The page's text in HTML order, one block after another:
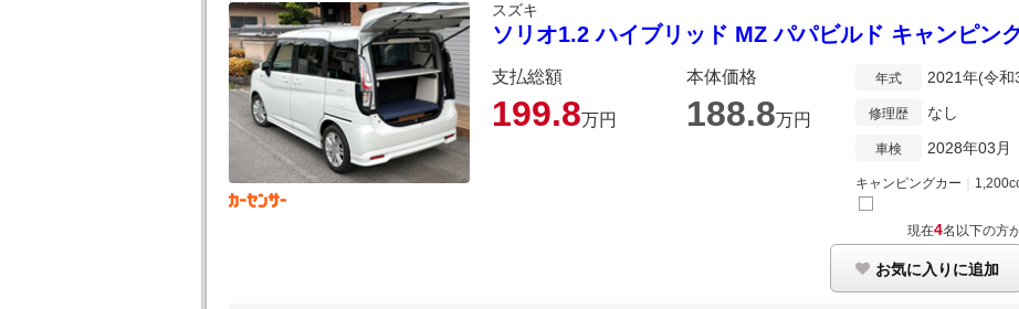
スズキ
ソリオ1.2 ハイブリッド MZ パパビルド キャンピン
支払総額
199.8万円
本体価格
188.8万円
年式 2021年(令和
修理歴 なし
車検 2028年03月
キャンピングカー
現在4名以下の方
お気に入りに追加